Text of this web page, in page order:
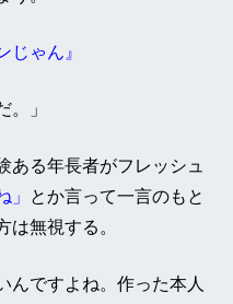
じゃん』
。」
ある年長者がフレッシュ
」
とか言って一言のもと
は無視する。
んですよね。作った本人